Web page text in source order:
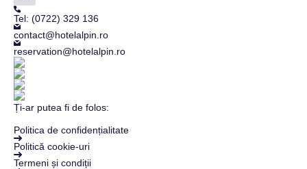
Tel: (0722) 329 136
contact@hotelalpin.ro
reservation@hotelalpin.ro
Ți-ar putea fi de folos:
Politica de confidențialitate
Politică cookie-uri
Termeni și condiții